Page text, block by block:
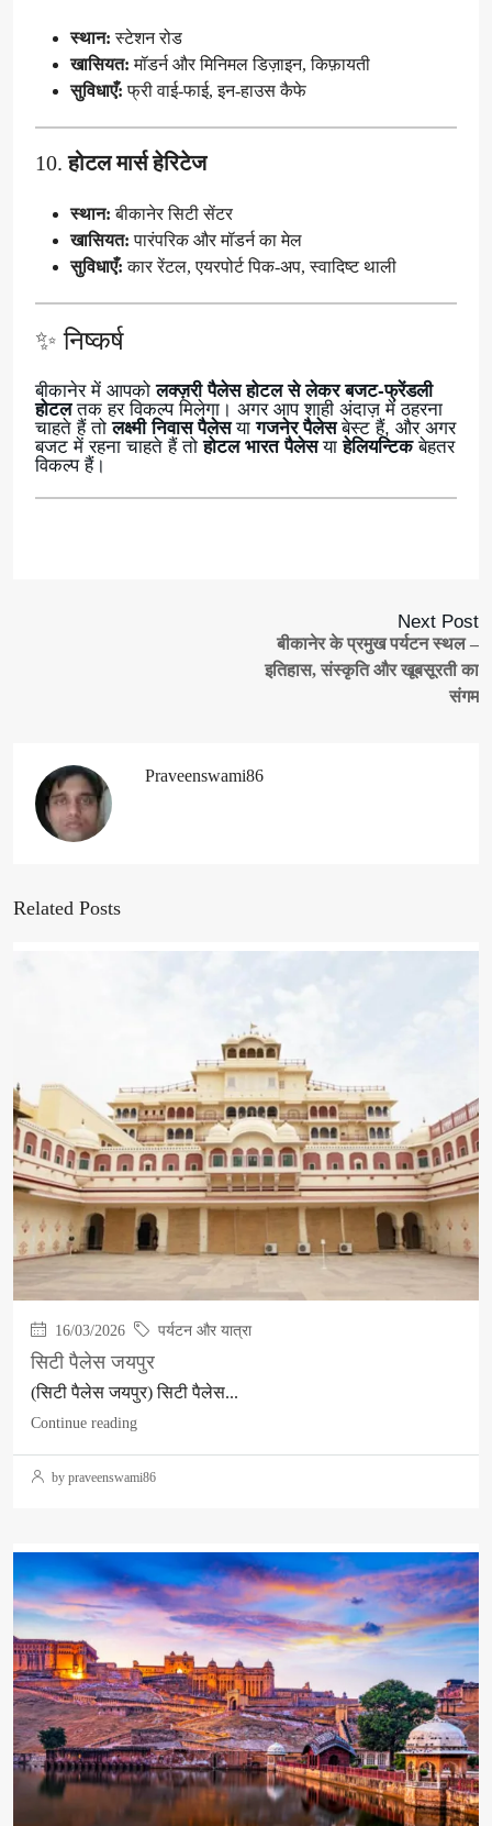
स्थान: स्टेशन रोड
खासियत: मॉडर्न और मिनिमल डिज़ाइन, किफ़ायती
सुविधाएँ: फ्री वाई-फाई, इन-हाउस कैफे
10.होटल मार्स हेरिटेज
स्थान: बीकानेर सिटी सेंटर
खासियत: पारंपरिक और मॉडर्न का मेल
सुविधाएँ: कार रेंटल, एयरपोर्ट पिक-अप, स्वादिष्ट थाली
✨ निष्कर्ष
बीकानेर में आपकोलक्ज़री पैलेस होटल से लेकर बजट-फ्रेंडली
होटलतक हर विकल्प मिलेगा। अगर आप शाही अंदाज़ में ठहरना
चाहते हैं तोलक्ष्मी निवास पैलेसयागजनेर पैलेसबेस्ट हैं, और अगर
बजट में रहना चाहते हैं तोहोटल भारत पैलेसयाहेलियन्टिकबेहतर
विकल्प हैं।
Next Post
बीकानेर के प्रमुख पर्यटन स्थल –
इतिहास, संस्कृति और खूबसूरती का
संगम
Praveenswami86
Related Posts
16/03/2026 पर्यटन और यात्रा
सिटी पैलेस जयपुर
(सिटी पैलेस जयपुर) सिटी पैलेस...
Continue reading
by praveenswami86